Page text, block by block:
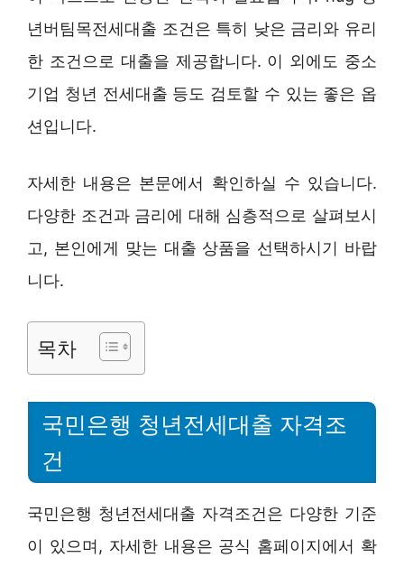
년버팀목전세대출 조건은 특히 낮은 금리와 유리
한 조건으로 대출을 제공합니다. 이 외에도 중소
기업 청년 전세대출 등도 검토할 수 있는 좋은 옵
션입니다.
자세한 내용은 본문에서 확인하실 수 있습니다.
다양한 조건과 금리에 대해 심층적으로 살펴보시
고, 본인에게 맞는 대출 상품을 선택하시기 바랍
니다.
목차
국민은행 청년전세대출 자격조
건
국민은행 청년전세대출 자격조건은 다양한 기준
이 있으며, 자세한 내용은 공식 홈페이지에서 확